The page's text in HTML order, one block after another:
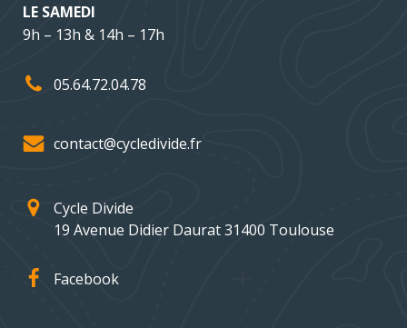
LE SAMEDI
9h – 13h & 14h – 17h
05.64.72.04.78
contact@cycledivide.fr
Cycle Divide
19 Avenue Didier Daurat 31400 Toulouse
Facebook